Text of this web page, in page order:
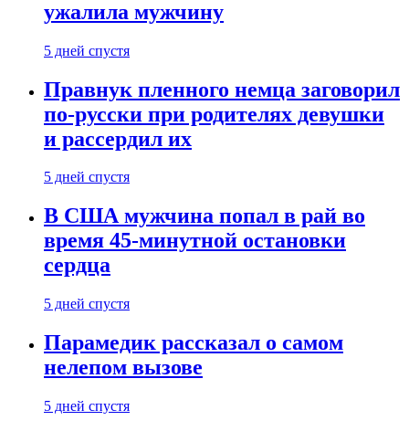
ужалила мужчину
5 дней спустя
Правнук пленного немца заговорил
по-русски при родителях девушки
и рассердил их
5 дней спустя
В США мужчина попал в рай во
время 45-минутной остановки
сердца
5 дней спустя
Парамедик рассказал о самом
нелепом вызове
5 дней спустя